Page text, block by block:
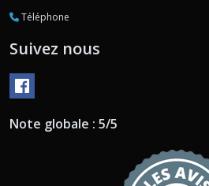
Téléphone
Suivez nous
Note globale : 5/5